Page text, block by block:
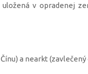
v opradenej
a nearkt